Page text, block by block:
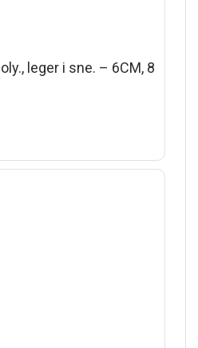
leger i sne. – 6CM, 8